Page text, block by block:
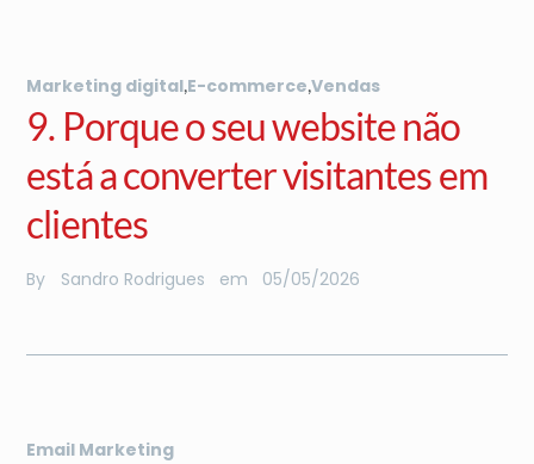
Marketing digital,E-commerce,Vendas
9. Porque o seu website não
está a converter visitantes em
clientes
By Sandro Rodrigues em 05/05/2026
Email Marketing